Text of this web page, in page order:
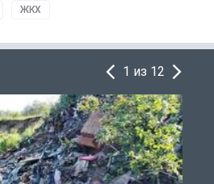
ЖКХ
1 из 12